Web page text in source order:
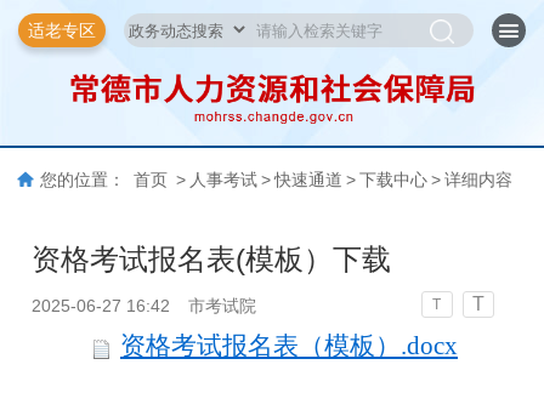
适老专区
您的位置： 首页 > 人事考试 > 快速通道 > 下载中心 > 详细内容
资格考试报名表(模板）下载
2025-06-27 16:42 市考试院 T T
资格考试报名表（模板）.docx